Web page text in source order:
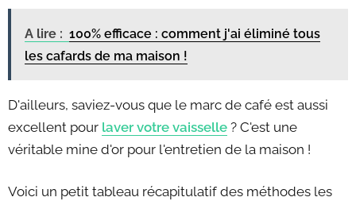
A lire : 100% efficace : comment j'ai éliminé tous
les cafards de ma maison !
D'ailleurs, saviez-vous que le marc de café est aussi
excellent pour laver votre vaisselle ? C'est une
véritable mine d'or pour l'entretien de la maison !
Voici un petit tableau récapitulatif des méthodes les